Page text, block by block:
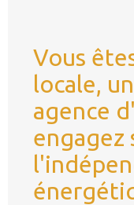
Vous
locale,
agence
engagez